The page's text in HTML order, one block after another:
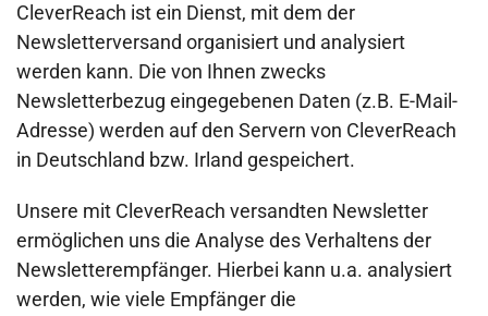
CleverReach ist ein Dienst, mit dem der
Newsletterversand organisiert und analysiert
werden kann. Die von Ihnen zwecks
Newsletterbezug eingegebenen Daten (z.B. E-Mail-
Adresse) werden auf den Servern von CleverReach
in Deutschland bzw. Irland gespeichert.
Unsere mit CleverReach versandten Newsletter
ermöglichen uns die Analyse des Verhaltens der
Newsletterempfänger. Hierbei kann u.a. analysiert
werden, wie viele Empfänger die